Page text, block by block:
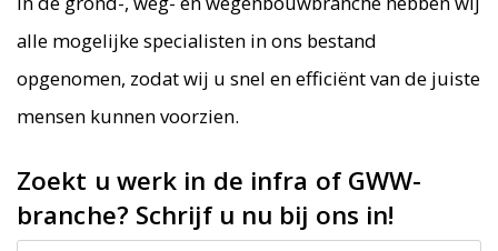
alle mogelijke specialisten in ons bestand
opgenomen, zodat wij u snel en efficiënt van de juiste
mensen kunnen voorzien.
Zoekt u werk in de infra of GWW-
branche? Schrijf u nu bij ons in!